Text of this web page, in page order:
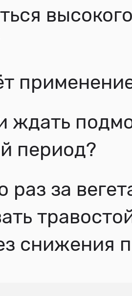
ждать
период?
раз за
снижения